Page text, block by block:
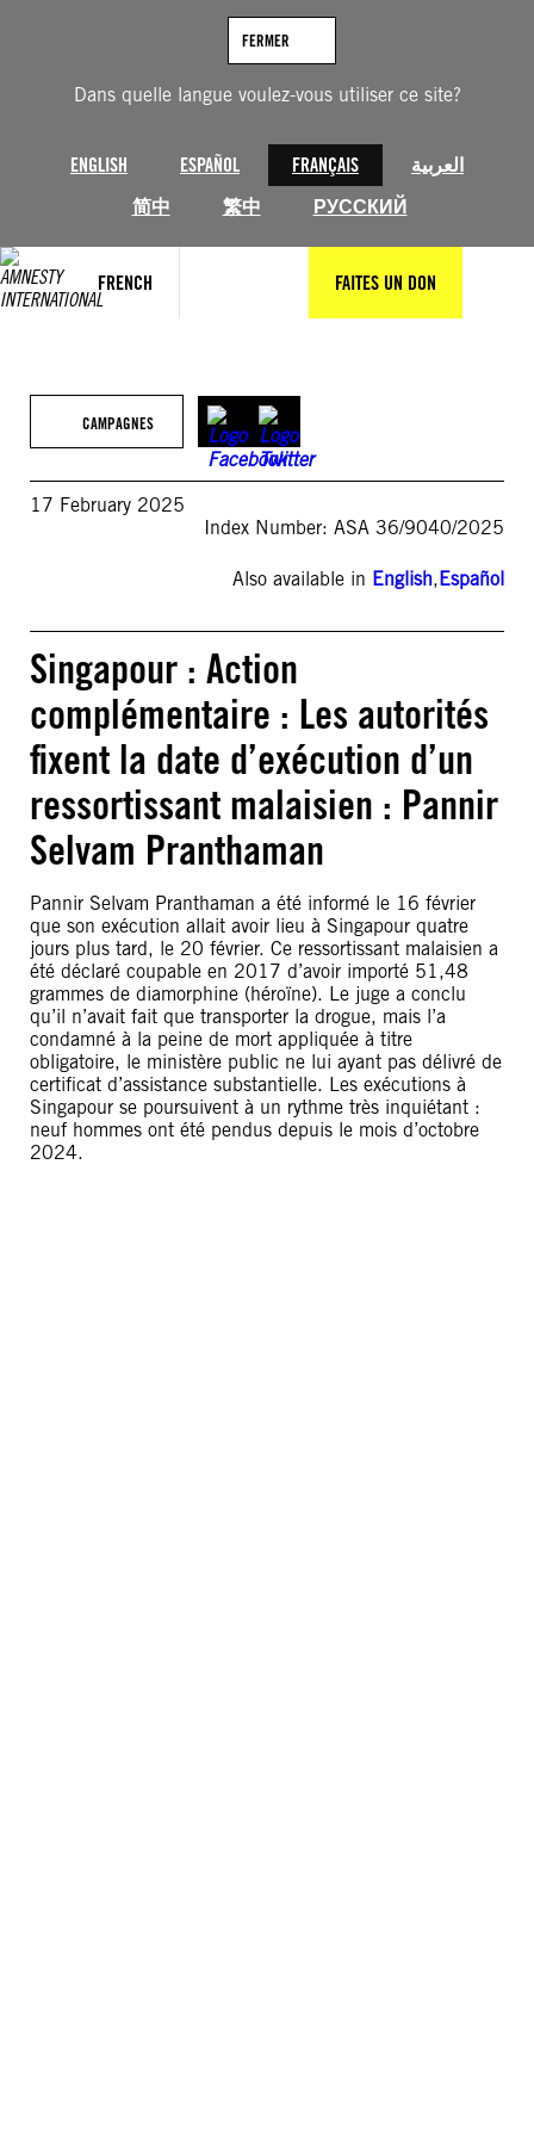
Dans quelle langue voulez-vous utiliser ce site?
ENGLISH ESPAÑOL FRANÇAIS
العربية
简中
繁中 РУССКИЙ
FERMER
FRENCH FAITES UN DON
CAMPAGNES
17 February 2025
Index Number: ASA 36/9040/2025
Also available in English,Español
Singapour : Action
complémentaire : Les autorités
fixent la date d’exécution d’un
ressortissant malaisien : Pannir
Selvam Pranthaman
Pannir Selvam Pranthaman a été informé le 16 février
que son exécution allait avoir lieu à Singapour quatre
jours plus tard, le 20 février. Ce ressortissant malaisien a
été déclaré coupable en 2017 d’avoir importé 51,48
grammes de diamorphine (héroïne). Le juge a conclu
qu’il n’avait fait que transporter la drogue, mais l’a
condamné à la peine de mort appliquée à titre
obligatoire, le ministère public ne lui ayant pas délivré de
certificat d’assistance substantielle. Les exécutions à
Singapour se poursuivent à un rythme très inquiétant :
neuf hommes ont été pendus depuis le mois d’octobre
2024.